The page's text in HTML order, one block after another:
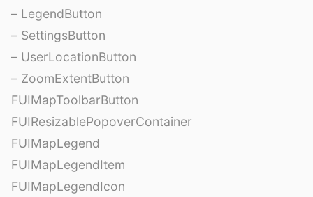
– LegendButton
– SettingsButton
– UserLocationButton
– ZoomExtentButton
FUIMapToolbarButton
FUIResizablePopoverContainer
FUIMapLegend
FUIMapLegendItem
FUIMapLegendIcon